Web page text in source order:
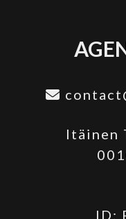
Itäinen
ID: